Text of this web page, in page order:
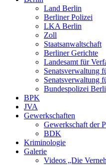
Land Berlin
Berliner Polizei
LKA Berlin
Zoll
Staatsanwaltschaft
Berliner Gerichte
Landesamt für
Senatsverwaltung
Senatsverwaltung
Bundespolizei
BPK
JVA
Gewerkschaften
Gewerkschaft der
BDK
Kriminologie
Galerie
Videos „Die